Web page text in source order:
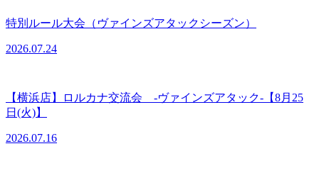
特別ルール大会（ヴァインズアタックシーズン）
2026.07.24
【横浜店】ロルカナ交流会 -ヴァインズアタック-【8月25
日(火)】
2026.07.16